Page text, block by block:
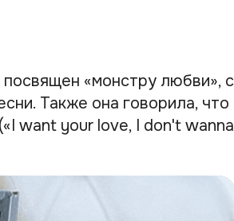
«монстру любви», с
Также она говорила, что
want your love, I don't wanna